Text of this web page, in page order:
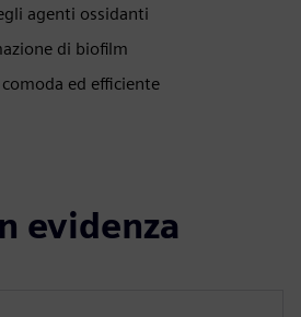
agenti ossidanti
di biofilm
ed efficiente
evidenza